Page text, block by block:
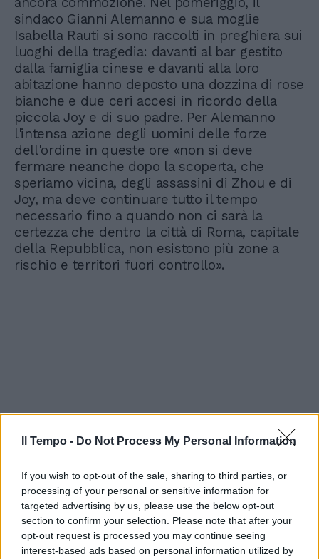
Il Tempo - Do Not Process My Personal Information
If you wish to opt-out of the sale, sharing to third parties, or
processing of your personal or sensitive information for
targeted advertising by us, please use the below opt-out
section to confirm your selection. Please note that after your
opt-out request is processed you may continue seeing
interest-based ads based on personal information utilized by
sindaco Gianni Alemanno e sua moglie
Isabella Rauti si sono raccolti in preghiera sui
luoghi della tragedia: davanti al bar gestito
dalla famiglia cinese e davanti alla loro
abitazione hanno deposto una dozzina di rose
bianche e due ceri accesi in ricordo della
piccola Joy e di suo padre. Per Alemanno
l'intensa azione degli uomini delle forze
dell'ordine in queste ore «non si deve
fermare neanche dopo la scoperta, che
speriamo vicina, degli assassini di Zhou e di
Joy, ma deve continuare tutto il tempo
necessario fino a quando non ci sarà la
certezza che dentro la città di Roma, capitale
della Repubblica, non esistono più zone a
rischio e territori fuori controllo».